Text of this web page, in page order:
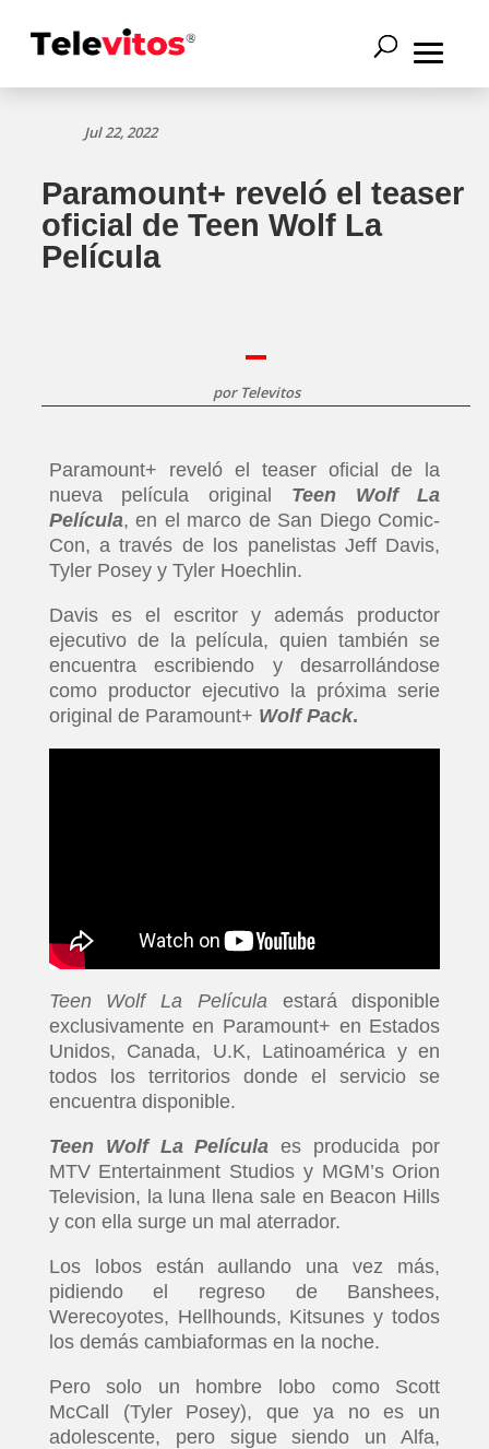
Jul 22, 2022
Paramount+ reveló el teaser
oficial de Teen Wolf La
Película
por Televitos
Paramount+ reveló el teaser oficial de la
nueva película original Teen Wolf La
Película, en el marco de San Diego Comic-
Con, a través de los panelistas Jeff Davis,
Tyler Posey y Tyler Hoechlin.
Davis es el escritor y además productor
ejecutivo de la película, quien también se
encuentra escribiendo y desarrollándose
como productor ejecutivo la próxima serie
original de Paramount+ Wolf Pack.
Teen Wolf La Película estará disponible
exclusivamente en Paramount+ en Estados
Unidos, Canada, U.K, Latinoamérica y en
todos los territorios donde el servicio se
encuentra disponible.
Teen Wolf La Película es producida por
MTV Entertainment Studios y MGM’s Orion
Television, la luna llena sale en Beacon Hills
y con ella surge un mal aterrador.
Los lobos están aullando una vez más,
pidiendo el regreso de Banshees,
Werecoyotes, Hellhounds, Kitsunes y todos
los demás cambiaformas en la noche.
Pero solo un hombre lobo como Scott
McCall (Tyler Posey), que ya no es un
adolescente, pero sigue siendo un Alfa,